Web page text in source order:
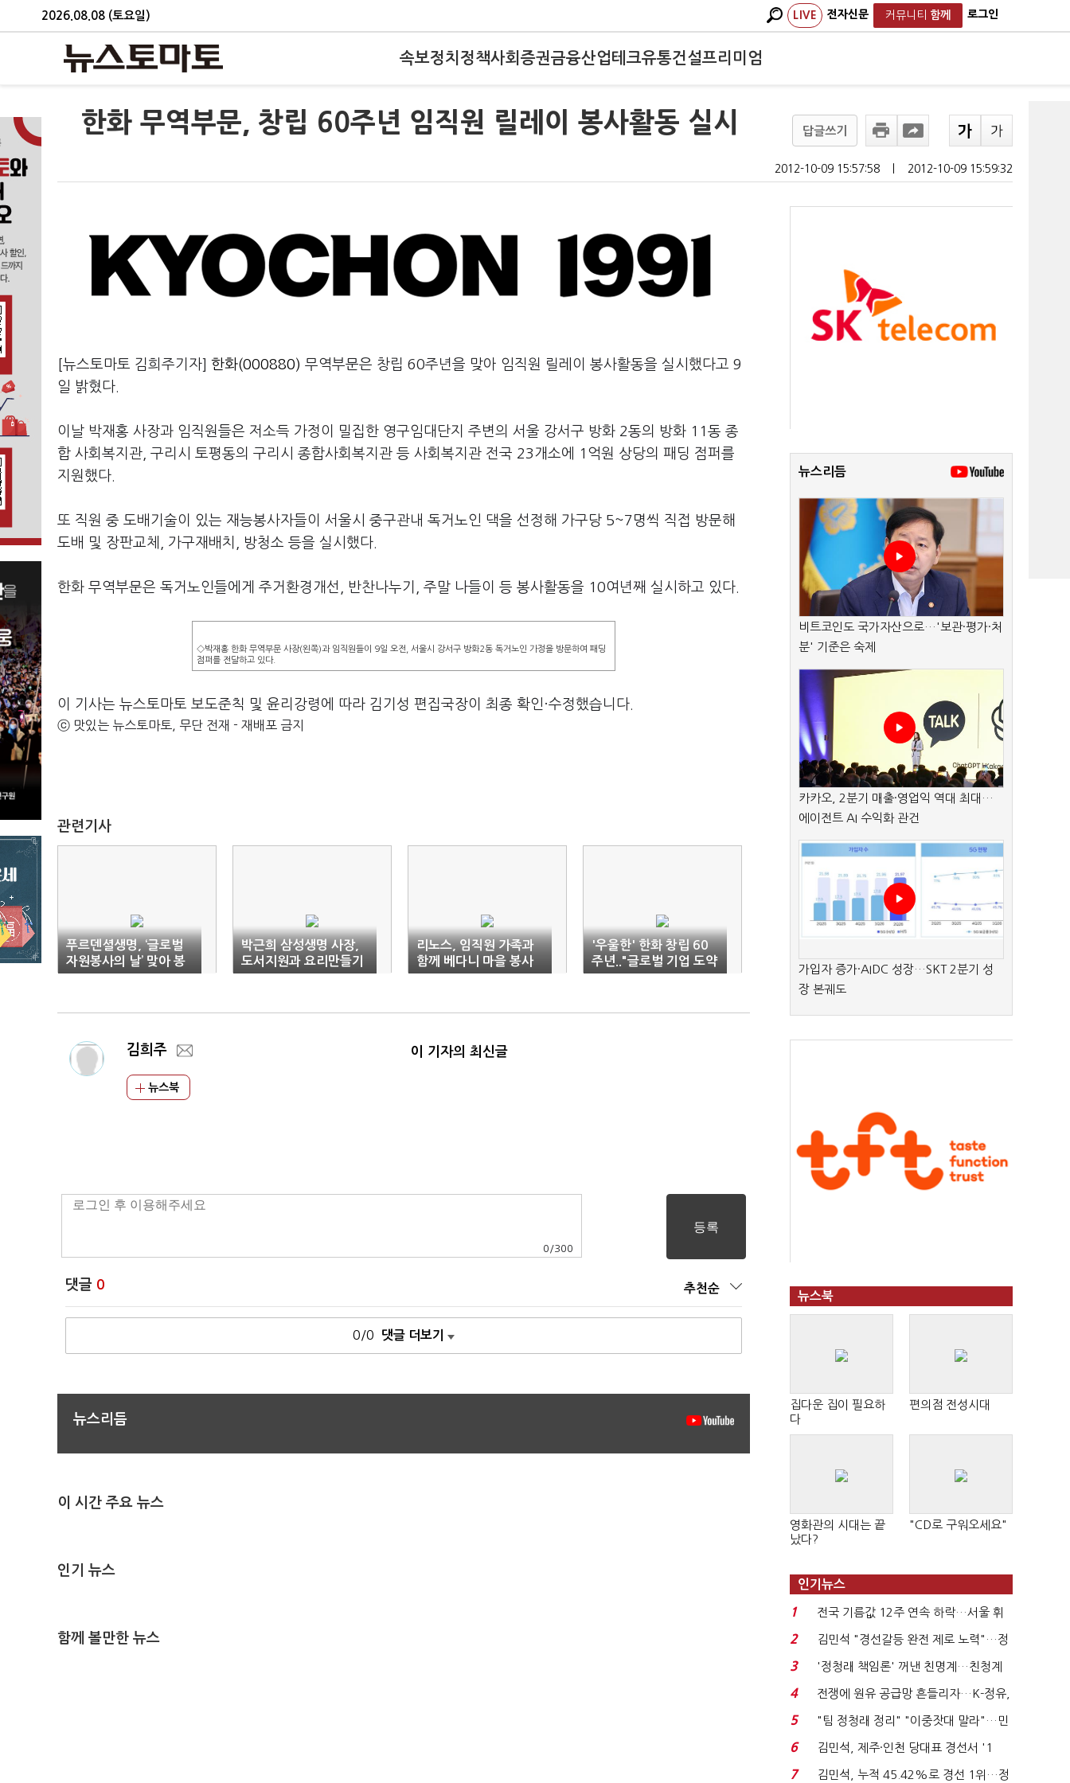
2026.08.08 (토요일) LIVE 전자신문 커뮤니티 함께 로그인
속보정치 정책사회 증권금융산업테크유통건설프리미엄
한화 무역부문, 창립 60주년 임직원 릴레이 봉사활동 실시 답글쓰기
2012-10-09 15:57:58 2012-10-09 15:59:32
[뉴스토마토 김희주기자] 한화(000880) 무역부문은 창립 60주년을 맞아 임직원 릴레이 봉사활동을 실시했다고 9
일 밝혔다.
이날 박재홍 사장과 임직원들은 저소득 가정이 밀집한 영구임대단지 주변의 서울 강서구 방화 2동의 방화 11동 종
합 사회복지관, 구리시 토평동의 구리시 종합사회복지관 등 사회복지관 전국 23개소에 1억원 상당의 패딩 점퍼를
지원했다.
또 직원 중 도배기술이 있는 재능봉사자들이 서울시 중구관내 독거노인 댁을 선정해 가구당 5~7명씩 직접 방문해
도배 및 장판교체, 가구재배치, 방청소 등을 실시했다.
한화 무역부문은 독거노인들에게 주거환경개선, 반찬나누기, 주말 나들이 등 봉사활동을 10여년째 실시하고 있다.
◇박재홍 한화 무역부문 사장(왼쪽)과 임직원들이 9일 오전, 서울시 강서구 방화2동 독거노인 가정을 방문하여 패딩
점퍼를 전달하고 있다.
이 기사는 뉴스토마토 보도준칙 및 윤리강령에 따라 김기성 편집국장이 최종 확인·수정했습니다.
ⓒ 맛있는 뉴스토마토, 무단 전재 - 재배포 금지
관련기사
푸르덴셜생명, ‘글로벌
자원봉사의 날’ 맞아 봉
사 페스티벌 펼쳐
박근희 삼성생명 사장,
도서지원과 요리만들기
등 자원봉사 참여
리노스, 임직원 가족과
함께 베다니 마을 봉사
활동 나서
'우울한' 한화 창립 60
주년.."글로벌 기업 도약
다짐"
김희주
뉴스북
이 기자의 최신글
0 /300
댓글 0 추천순
0/0 댓글 더보기
뉴스리듬
이 시간 주요 뉴스
인기 뉴스
함께 볼만한 뉴스
뉴스리듬
비트코인도 국가자산으로…'보관·평가·처
분' 기준은 숙제
카카오, 2분기 매출·영업익 역대 최대…
에이전트 AI 수익화 관건
가입자 증가·AIDC 성장…SKT 2분기 성
장 본궤도
뉴스북
집다운 집이 필요하
다
편의점 전성시대
영화관의 시대는 끝
났다?
"CD로 구워오세요"
인기뉴스
1
전국 기름값 12주 연속 하락…서울 휘
발윳값 1909원...
2
김민석 "경선갈등 완전 제로 노력"…정
청래 "반명 공세 사...
3
'정청래 책임론' 꺼낸 친명계…친청계
는 추가투표 때리기...
4
전쟁에 원유 공급망 흔들리자…K-정유,
에너지안보 핵심...
5
"팀 정청래 정리" "이중잣대 말라"…민
주 최고위원 계파 다...
6
김민석, 제주·인천 당대표 경선서 '1
위'(1보)...
7 김민석, 누적 45.42%로 경선 1위…정